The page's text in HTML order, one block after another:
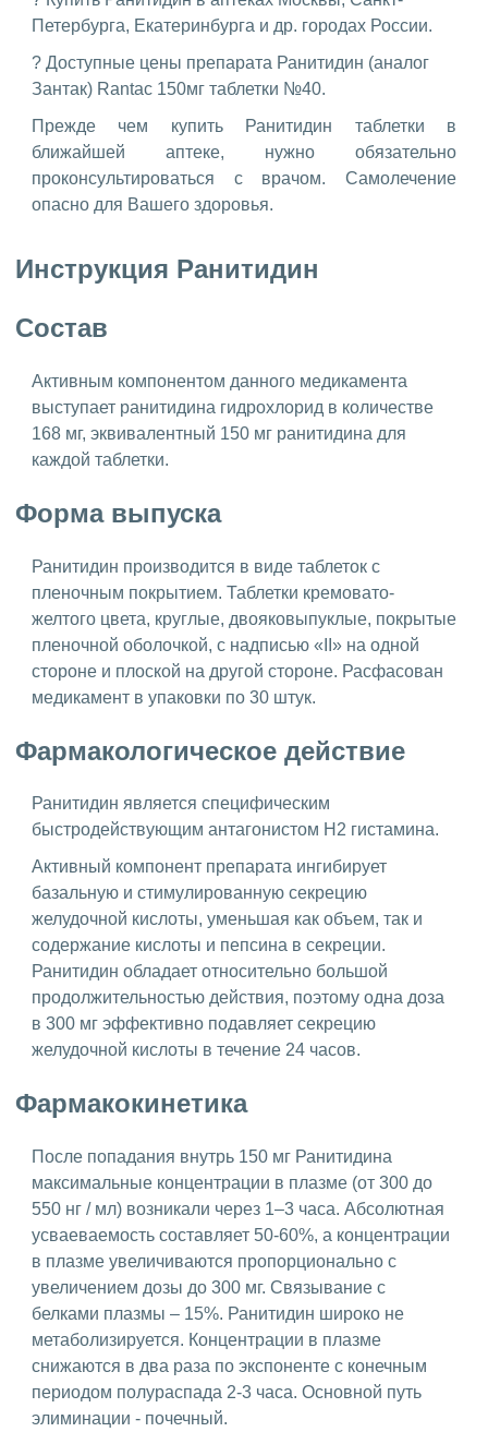
Петербурга, Екатеринбурга и др. городах России.
? Доступные цены препарата Ранитидин (аналог
Зантак) Rantac 150мг таблетки №40.
Прежде чем купить Ранитидин таблетки в
ближайшей аптеке, нужно обязательно
проконсультироваться с врачом. Самолечение
опасно для Вашего здоровья.
Инструкция Ранитидин
Состав
Активным компонентом данного медикамента
выступает ранитидина гидрохлорид в количестве
168 мг, эквивалентный 150 мг ранитидина для
каждой таблетки.
Форма выпуска
Ранитидин производится в виде таблеток с
пленочным покрытием. Таблетки кремовато-
желтого цвета, круглые, двояковыпуклые, покрытые
пленочной оболочкой, с надписью «II» на одной
стороне и плоской на другой стороне. Расфасован
медикамент в упаковки по 30 штук.
Фармакологическое действие
Ранитидин является специфическим
быстродействующим антагонистом Н2 гистамина.
Активный компонент препарата ингибирует
базальную и стимулированную секрецию
желудочной кислоты, уменьшая как объем, так и
содержание кислоты и пепсина в секреции.
Ранитидин обладает относительно большой
продолжительностью действия, поэтому одна доза
в 300 мг эффективно подавляет секрецию
желудочной кислоты в течение 24 часов.
Фармакокинетика
После попадания внутрь 150 мг Ранитидина
максимальные концентрации в плазме (от 300 до
550 нг / мл) возникали через 1–3 часа. Абсолютная
усваеваемость составляет 50-60%, а концентрации
в плазме увеличиваются пропорционально с
увеличением дозы до 300 мг. Связывание с
белками плазмы – 15%. Ранитидин широко не
метаболизируется. Концентрации в плазме
снижаются в два раза по экспоненте с конечным
периодом полураспада 2-3 часа. Основной путь
элиминации - почечный.